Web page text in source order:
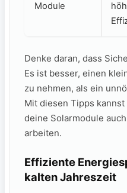
Module
Denke daran,⁢ dass
Es ist besser, einen
zu nehmen, als ein
Mit diesen Tipps⁣
⁢deine Solarmodule
arbeiten.
Effiziente
kalten Jahreszeit